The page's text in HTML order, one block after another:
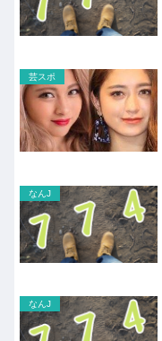
芸スポ
なんJ
なんJ